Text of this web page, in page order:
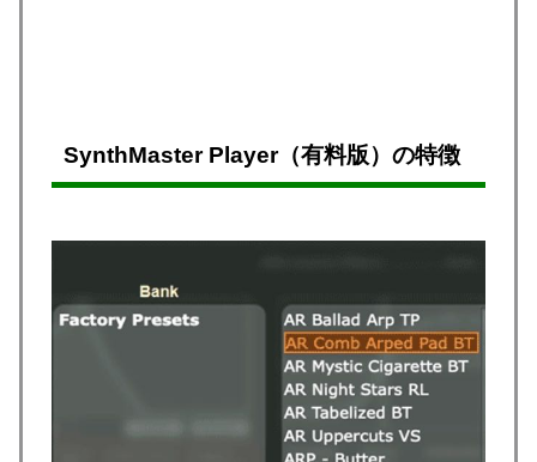
SynthMaster Player（有料版）の特徴